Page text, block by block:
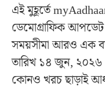
এই মুহূর্তে
ডেমোগ্রাফিক আপডেট
সময়সীমা আরও এক
তারিখ ১৪ জুন,
কোনও খরচ ছাড়াই